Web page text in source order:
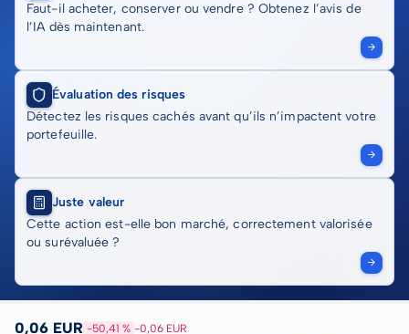
Faut-il acheter, conserver ou vendre ? Obtenez l’avis de
l’IA dès maintenant.
Évaluation des risques
Détectez les risques cachés avant qu’ils n’impactent votre
portefeuille.
Juste valeur
Cette action est-elle bon marché, correctement valorisée
ou surévaluée ?
0,06 EUR -50,41 % -0,06 EUR